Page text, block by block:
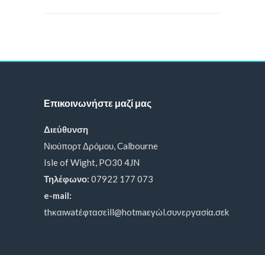
Επικοινωνήστε μαζί μας
Διεύθυνση
Νιούπορτ Δρόμου, Calbourne
Isle of Wight, PO30 4JN
Τηλέφωνο: 07922 177 073
e-mail:
thκαιwatέφτασεill@hotmaεγώl.συνεργασία.σεk